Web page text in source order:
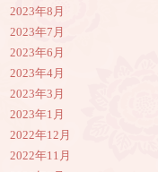
2023年8月
2023年7月
2023年6月
2023年4月
2023年3月
2023年1月
2022年12月
2022年11月